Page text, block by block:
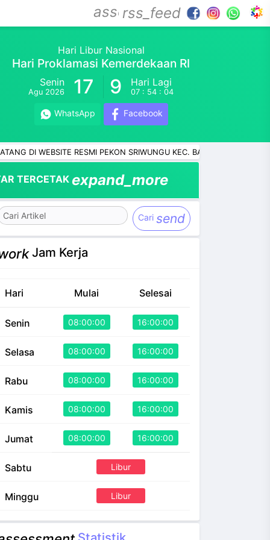
assessment
rss_feed
Hari Libur Nasional
Hari Proklamasi Kemerdekaan RI
Senin
Agu 2026 17 9 Hari Lagi
07 : 54 : 03
WhatsApp Facebook
RESMI PEKON SRIWUNGU KEC. BANYUMAS KAB. PRINGSEWU
TERCETAK expand_more
Cari send
Jam Kerja
Hari Mulai Selesai
Senin 08:00:00 16:00:00
Selasa 08:00:00 16:00:00
Rabu 08:00:00 16:00:00
Kamis 08:00:00 16:00:00
Jumat 08:00:00 16:00:00
Sabtu Libur
Minggu Libur